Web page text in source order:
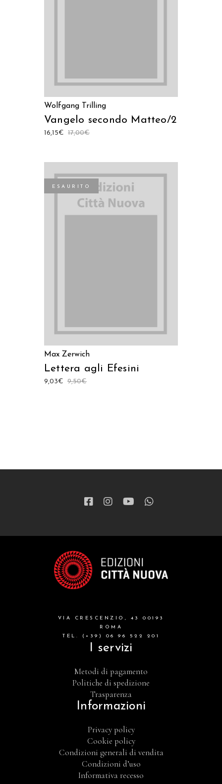
Wolfgang Trilling
Vangelo secondo Matteo/2
17,00€
16,15€
ESAURITO
Max Zerwich
Lettera agli Efesini
9,50€
9,03€
VIA CRESCENZIO, 43 00193
ROMA
TEL. (+39) 06 96 522 201
I servizi
Metodi di pagamento
Politiche di spedizione
Trasparenza
Informazioni
Privacy policy
Cookie policy
Condizioni generali di vendita
Condizioni d’uso
Informativa recesso